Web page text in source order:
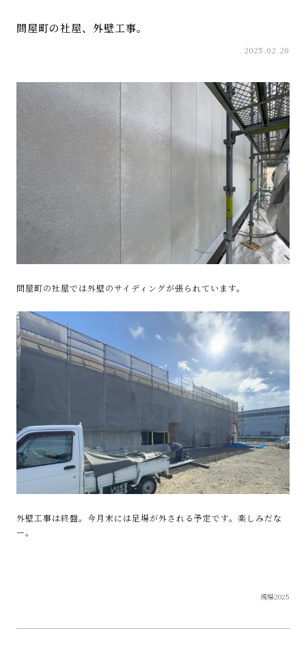
問屋町の社屋、外壁工事。
2025.02.20
問屋町の社屋では外壁のサイディングが張られています。
外壁工事は終盤。今月末には足場が外される予定です。楽しみだな
ー。
現場2025